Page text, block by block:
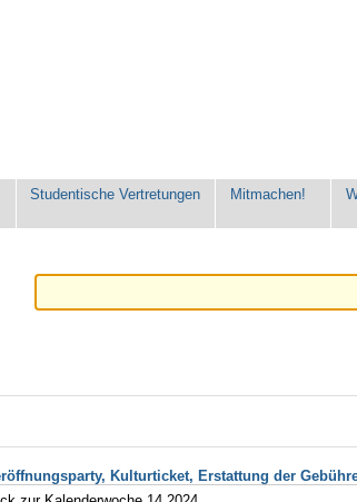
Studentische Vertretungen Mitmachen!
Kulturticket, Erstattung der